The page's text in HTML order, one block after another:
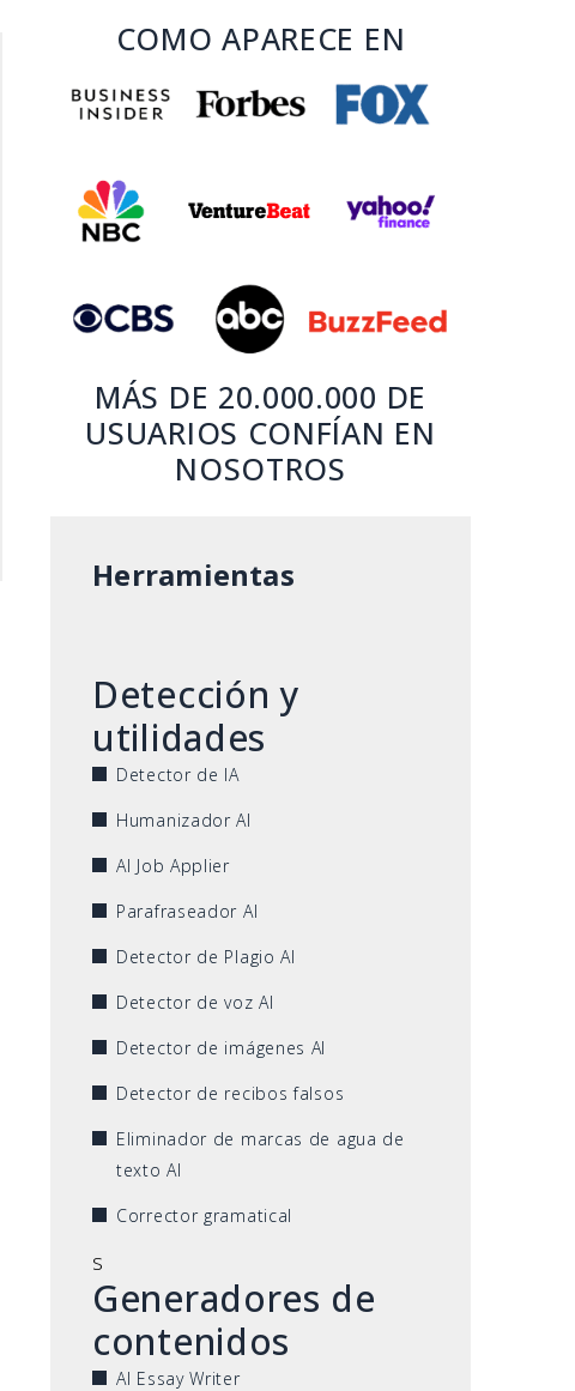
COMO APARECE EN
MÁS DE 20.000.000 DE
USUARIOS CONFÍAN EN
NOSOTROS
Herramientas
Detección y
utilidades
Detector de IA
Humanizador AI
AI Job Applier
Parafraseador AI
Detector de Plagio AI
Detector de voz AI
Detector de imágenes AI
Detector de recibos falsos
Eliminador de marcas de agua de
texto AI
Corrector gramatical
s
Generadores de
contenidos
AI Essay Writer